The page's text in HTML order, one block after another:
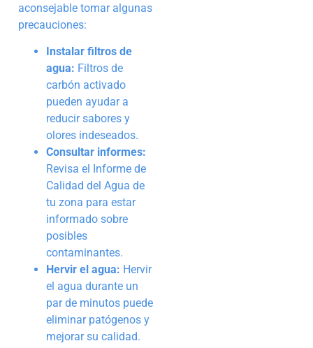
aconsejable tomar algunas
precauciones:
Instalar filtros de
agua: Filtros de
carbón activado
pueden ayudar a
reducir sabores y
olores indeseados.
Consultar informes:
Revisa el Informe de
Calidad del Agua de
tu zona para estar
informado sobre
posibles
contaminantes.
Hervir el agua: Hervir
el agua durante un
par de minutos puede
eliminar patógenos y
mejorar su calidad.